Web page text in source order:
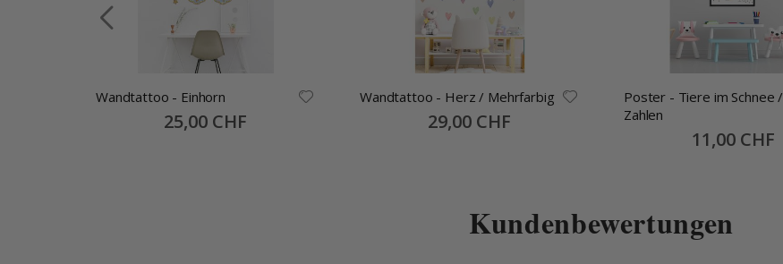
Wandtattoo - Einhorn
Special
Price
25,00 CHF
Wandtattoo - Herz / Mehrfarbig
Special
Price
29,00 CHF
Poster - Tiere im Schnee /
Zahlen
Special
Price
11,00 CHF
Kundenbewertungen